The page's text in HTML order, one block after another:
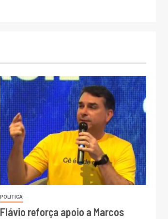
POLITICA
Flávio reforça apoio a Marcos